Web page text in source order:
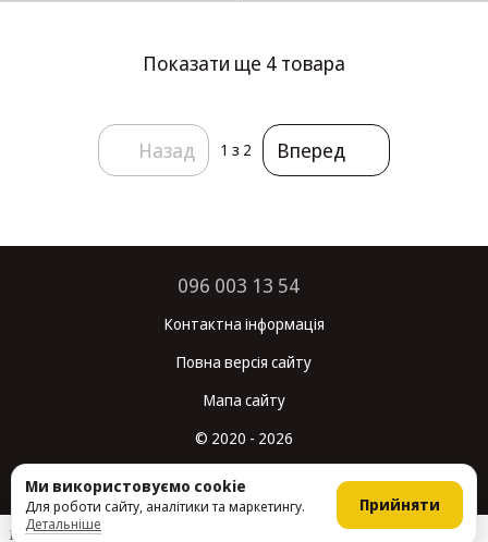
Показати ще 4 товара
Назад 1 з 2 Вперед
096 003 13 54
Контактна інформація
Повна версія сайту
Мапа сайту
© 2020 - 2026
Інтернет-магазин створений з Хорошоп
Ми використовуємо cookie
Для роботи сайту, аналітики та маркетингу.
Детальніше
Прийняти